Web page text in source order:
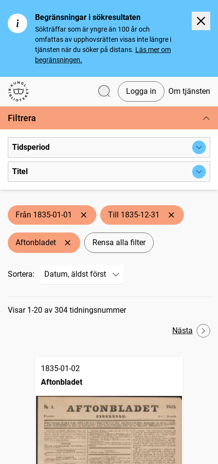
Begränsningar i sökresultaten
Sökträffar som är yngre än 100 år och
omfattas av upphovsrätten visas inte längre i
tjänsten när du söker på distans. Läs mer om
begränsningen.
Svenska tidningar
Logga in Om tjänsten
Filtrera
Tidsperiod
Titel
Från 1835-01-01 Till 1835-12-31
Aftonbladet Rensa alla filter
Sortera:
Sökresultat
Visar 1-20 av 304 tidningsnummer
Nästa
1835-01-02
Aftonbladet